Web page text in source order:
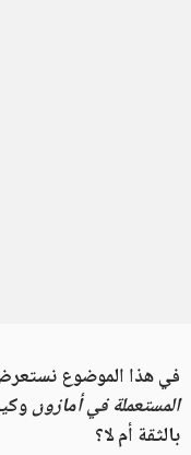
في هذا الموضوع
المستعملة في أمازون
بالثقة أم لا؟